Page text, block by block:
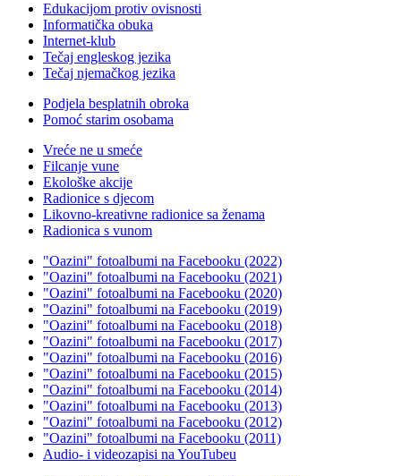
Edukacijom protiv ovisnosti
Informatička obuka
Internet-klub
Tečaj engleskog jezika
Tečaj njemačkog jezika
Podjela besplatnih obroka
Pomoć starim osobama
Vreće ne u smeće
Filcanje vune
Ekološke akcije
Radionice s djecom
Likovno-kreativne radionice sa ženama
Radionica s vunom
"Oazini" fotoalbumi na Facebooku (2022)
"Oazini" fotoalbumi na Facebooku (2021)
"Oazini" fotoalbumi na Facebooku (2020)
"Oazini" fotoalbumi na Facebooku (2019)
"Oazini" fotoalbumi na Facebooku (2018)
"Oazini" fotoalbumi na Facebooku (2017)
"Oazini" fotoalbumi na Facebooku (2016)
"Oazini" fotoalbumi na Facebooku (2015)
"Oazini" fotoalbumi na Facebooku (2014)
"Oazini" fotoalbumi na Facebooku (2013)
"Oazini" fotoalbumi na Facebooku (2012)
"Oazini" fotoalbumi na Facebooku (2011)
Audio- i videozapisi na YouTubeu